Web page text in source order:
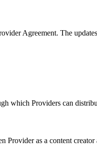
ション
Agreement. The
which Providers can
Provider as a content